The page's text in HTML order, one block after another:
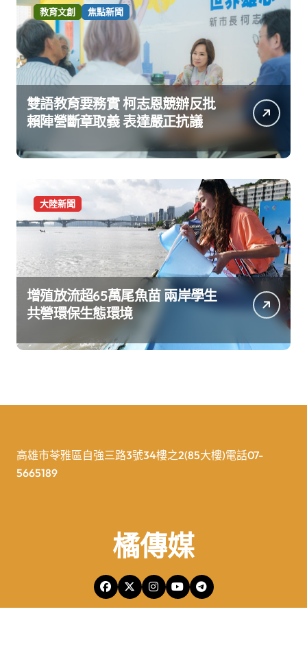
教育文創 焦點新聞
雙語教育要務實 柯志恩競辦反批
賴陣營斷章取義 表達嚴正抗議
大陸新聞
增殖放流超65萬尾魚苗 兩岸學生
共營環保生態環境
高雄市苓雅區自強三路3號34樓之2(85大樓)電話07-
5665189
橘傳媒